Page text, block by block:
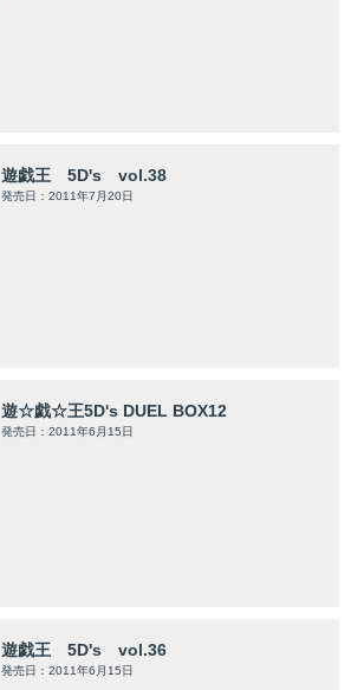
遊戯王 5D's vol.38
発売日：2011年7月20日
遊☆戯☆王5D's DUEL BOX12
発売日：2011年6月15日
遊戯王 5D's vol.36
発売日：2011年6月15日